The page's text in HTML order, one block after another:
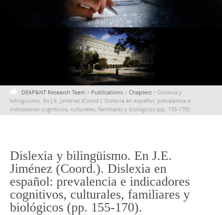
DEAP&NT Research Team > Publications > Chapters > Dislexia y
bilingüismo. En J.E. Jiménez (Coord.). Dislexia en español: prevalencia e
indicadores cognitivos, culturales, familiares y biológicos (pp. 155-170).
Dislexia y bilingüismo. En J.E.
Jiménez (Coord.). Dislexia en
español: prevalencia e indicadores
cognitivos, culturales, familiares y
biológicos (pp. 155-170).